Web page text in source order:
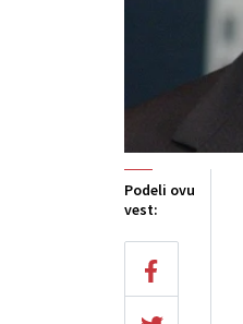
Podeli ovu
vest: